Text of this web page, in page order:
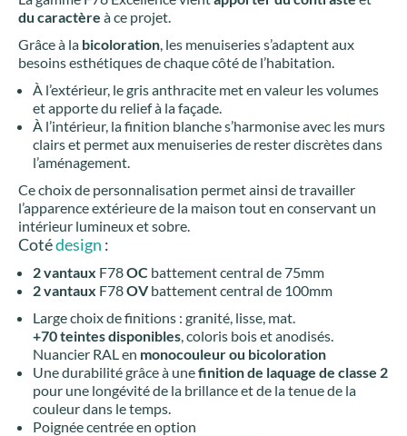
du caractère à ce projet.
Grâce à la bicoloration, les menuiseries s’adaptent aux
besoins esthétiques de chaque côté de l’habitation.
À l’extérieur, le gris anthracite met en valeur les volumes
et apporte du relief à la façade.
À l’intérieur, la finition blanche s’harmonise avec les murs
clairs et permet aux menuiseries de rester discrètes dans
l’aménagement.
Ce choix de personnalisation permet ainsi de travailler
l’apparence extérieure de la maison tout en conservant un
intérieur lumineux et sobre.
Cotédesign :
2 vantaux F78OC battement central de 75mm
2 vantaux F78OVbattement central de 100mm
Large choix de finitions : granité, lisse, mat.
+70 teintes disponibles, coloris bois et anodisés.
Nuancier RAL en monocouleur ou bicoloration
Une durabilité grâce à unefinition de laquage de classe 2
pour une longévité de la brillance et de la tenue de la
couleur dans le temps.
Poignée centrée en option